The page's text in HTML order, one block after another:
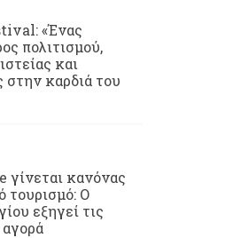
«Ένας
πολιτισμού,
και
στην καρδιά του
κανόνας
τουρισμό: Ο
εξηγεί τις